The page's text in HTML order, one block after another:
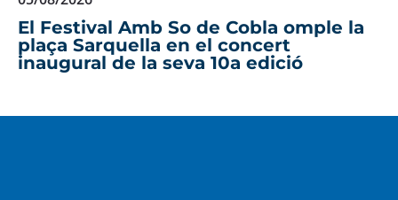
El Festival Amb So de Cobla omple la
plaça Sarquella en el concert
inaugural de la seva 10a edició